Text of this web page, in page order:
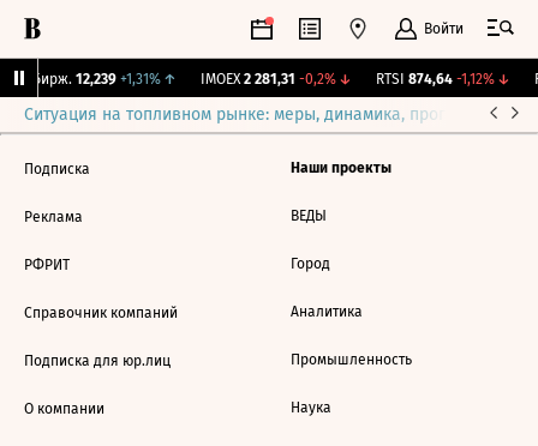
Войти
Бирж. 12,239 +1,31%↑ IMOEX 2 281,31 -0,2%↓ RTSI 874,64 -1,12%↓
Ситуация на топливном рынке: меры, динамика, прогнозы
Подписка
Реклама
РФРИТ
Справочник компаний
Подписка для юр.лиц
О компании
Наши проекты
ВЕДЫ
Город
Аналитика
Промышленность
Наука